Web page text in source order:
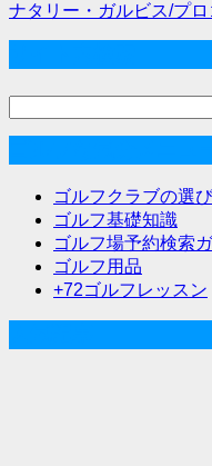
投
稿
ビ
ナタリー・ガルビス/プ
ゴルフクラブの選
ゴルフ基礎知識
ゴルフ場予約検索
ゴルフ用品
+72ゴルフレッスン